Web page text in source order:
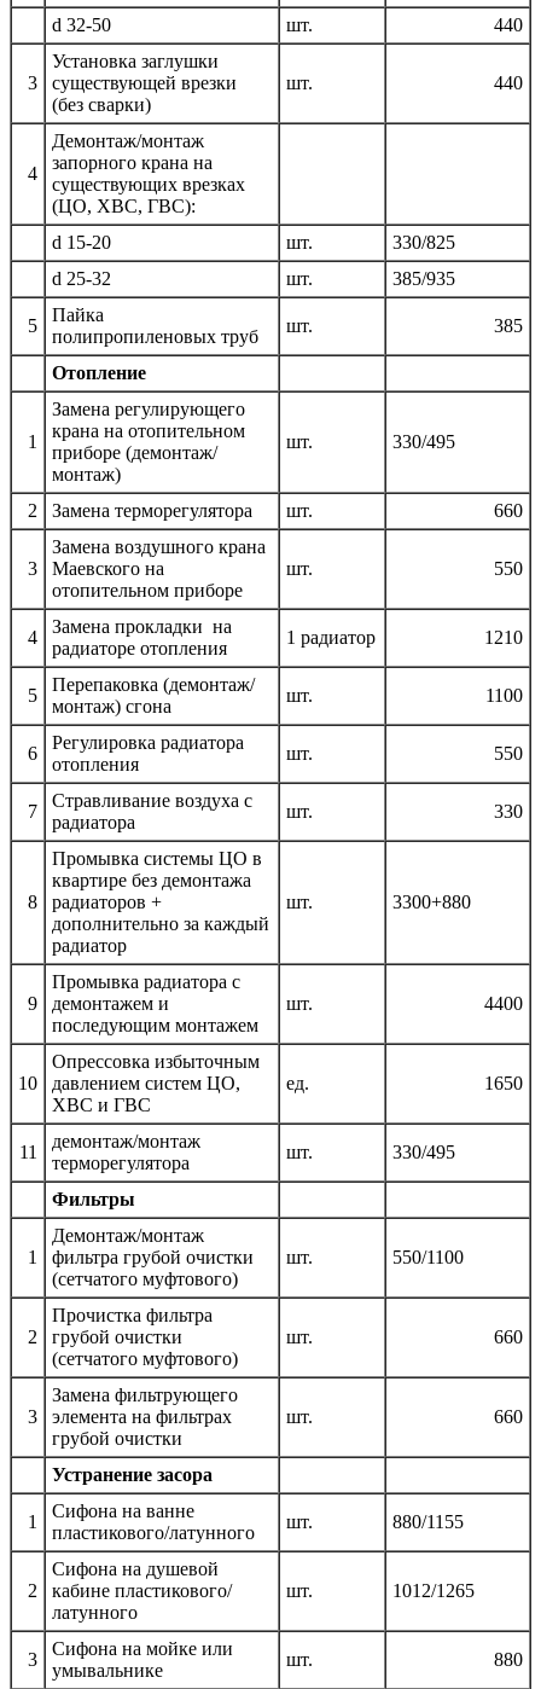
d 32-50
шт. 440
3
Установка заглушки
существующей врезки
(без сварки)
шт. 440
4
Демонтаж/монтаж
запорного крана на
существующих врезках
(ЦО, ХВС, ГВС):
d 15-20
шт.
330/825
d 25-32
шт. 385/935
5
Пайка
полипропиленовых труб
шт. 385
Отопление
1
Замена регулирующего
крана на отопительном
приборе (демонтаж/
монтаж)
шт. 330/495
2 Замена терморегулятора шт. 660
3
Замена воздушного крана
Маевского на
отопительном приборе
шт. 550
4
Замена прокладки на
радиаторе отопления
1 радиатор 1210
5
Перепаковка (демонтаж/
монтаж) сгона
шт. 1100
6
Регулировка радиатора
отопления
шт. 550
7
Стравливание воздуха с
радиатора
шт. 330
8
Промывка системы ЦО в
квартире без демонтажа
радиаторов +
дополнительно за каждый
радиатор
шт. 3300+880
9
Промывка радиатора с
демонтажем и
последующим монтажем
шт. 4400
10
Опрессовка избыточным
давлением систем ЦО,
ХВС и ГВС
ед. 1650
11
демонтаж/монтаж
терморегулятора
шт. 330/495
Фильтры
1
Демонтаж/монтаж
фильтра грубой очистки
(сетчатого муфтового)
шт. 550/1100
2
Прочистка фильтра
грубой очистки
(сетчатого муфтового)
шт. 660
3
Замена фильтрующего
элемента на фильтрах
грубой очистки
шт. 660
Устранение засора
1
Сифона на ванне
пластикового/латунного
шт. 880/1155
2
Сифона на душевой
кабине пластикового/
латунного
шт. 1012/1265
3
Сифона на мойке или
умывальнике
шт. 880